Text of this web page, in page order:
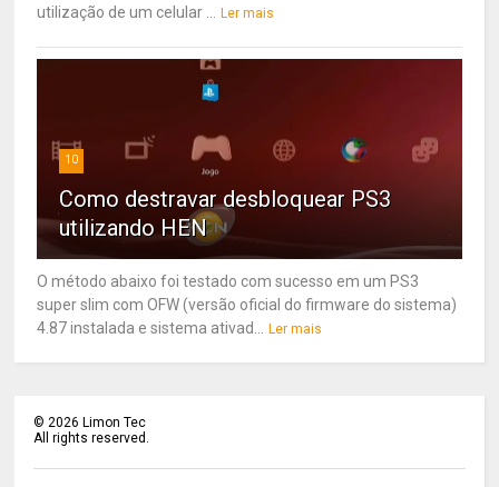
utilização de um celular ...
Ler mais
10
Como destravar desbloquear PS3
utilizando HEN
O método abaixo foi testado com sucesso em um PS3
super slim com OFW (versão oficial do firmware do sistema)
4.87 instalada e sistema ativad...
Ler mais
©2026 Limon Tec
All rights reserved.